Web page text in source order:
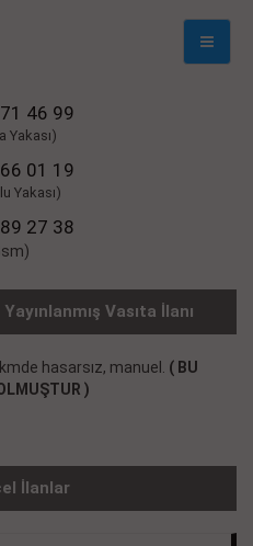
Mobil
46 99
Yakası)
01 19
Yakası)
27 38
Vasıta İlanı
hasarsız, manuel. ( BU
)
İlanlar